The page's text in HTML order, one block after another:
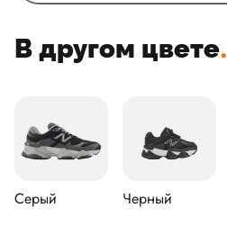
В другом цвете.
Серый Черный